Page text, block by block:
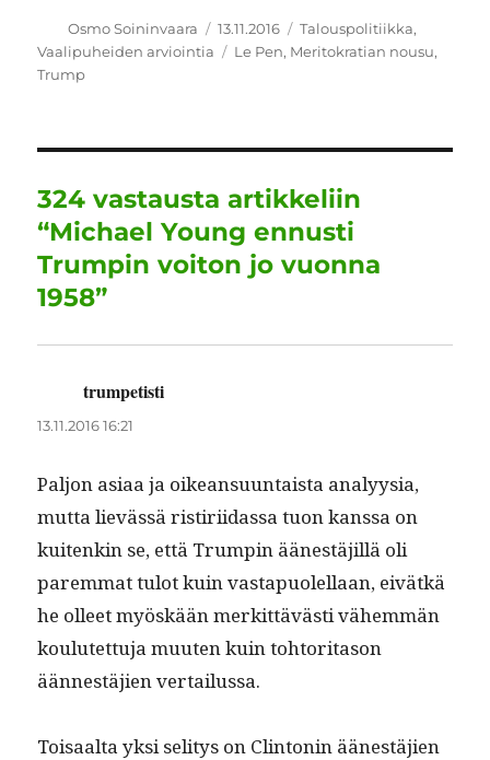
c
e
o
k
it
te
ai
l
k
e
I
at
s
p
e
g
a
a
re
Kirjoittaja
Osmo Soininvaara Julkaistu
13.11.2016 Kategoriat
Talouspolitiikka,
Vaalipuheiden arviointia
Avainsanat
Le Pen, Meritokratian nousu,
Trump
324 vastausta artikkeliin
“Michael Young ennusti
Trumpin voiton jo vuonna
1958”
trumpetisti
13.11.2016 16:21
Paljon asi­aa ja oikean­su­un­taista ana­lyysia,
mut­ta lievässä ris­tiri­idas­sa tuon kanssa on
kuitenkin se, että Trumpin äänestäjil­lä oli
parem­mat tulot kuin vastapuolel­laan, eivätkä
he olleet myöskään merkit­tävästi vähem­män
koulutet­tu­ja muuten kuin tohtori­ta­son
äännestäjien vertailussa.
Toisaal­ta yksi seli­tys on Clin­tonin äänestäjien